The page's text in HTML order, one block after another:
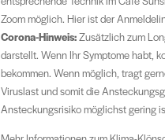
Zoom möglich. Hier ist der
Corona-Hinweis:Zusätzlich zum
darstellt. Wenn Ihr Symptome habt,
bekommen. Wenn möglich, tragt
Viruslast und somit die
Ansteckungsrisiko möglichst gering